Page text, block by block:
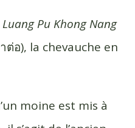
Luang Pu Khong Nang
อ​), la chevauche en
moine est mis à